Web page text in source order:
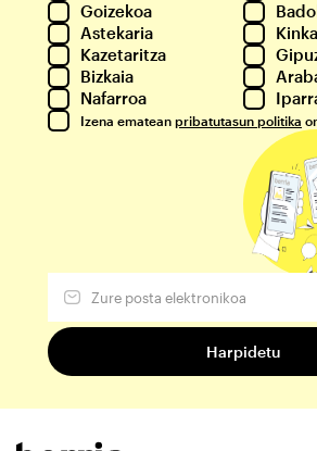
Goizekoa
Astekaria
Kinka
Kazetaritza
Bizkaia
Nafarroa
Izena ematean pribatutasun politika